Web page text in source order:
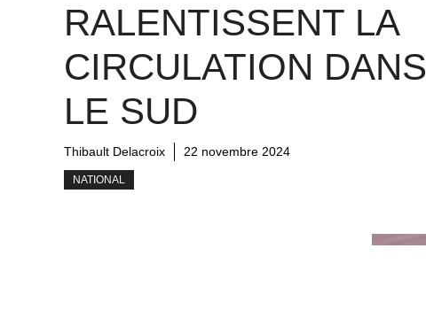
RALENTISSENT LA
CIRCULATION DANS
LE SUD
Thibault Delacroix 22 novembre 2024
NATIONAL